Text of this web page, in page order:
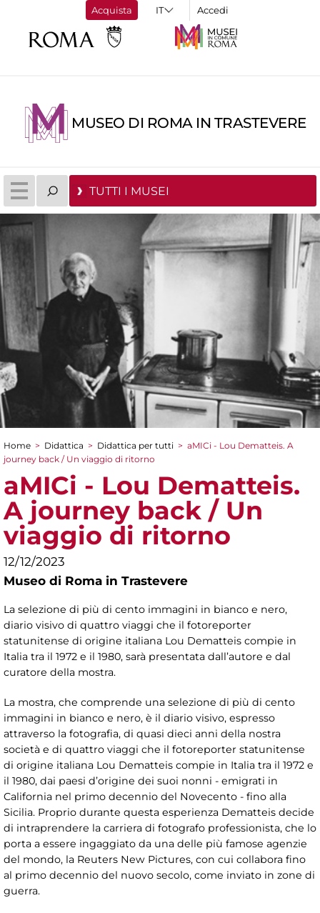
Acquista Accedi
MUSEO DI ROMA IN TRASTEVERE
TUTTI I MUSEI
Tu sei qui
Home > Didattica > Didattica per tutti > aMICi - Lou Dematteis. A
journey back / Un viaggio di ritorno
aMICi - Lou Dematteis.
A journey back / Un
viaggio di ritorno
12/12/2023
Museo di Roma in Trastevere
La selezione di più di cento immagini in bianco e nero,
diario visivo di quattro viaggi che il fotoreporter
statunitense di origine italiana Lou Dematteis compie in
Italia tra il 1972 e il 1980, sarà presentata dall’autore e dal
curatore della mostra.
La mostra, che comprende una selezione di più di cento
immagini in bianco e nero, è il diario visivo, espresso
attraverso la fotografia, di quasi dieci anni della nostra
società e di quattro viaggi che il fotoreporter statunitense
di origine italiana Lou Dematteis compie in Italia tra il 1972 e
il 1980, dai paesi d’origine dei suoi nonni - emigrati in
California nel primo decennio del Novecento - fino alla
Sicilia. Proprio durante questa esperienza Dematteis decide
di intraprendere la carriera di fotografo professionista, che lo
porta a essere ingaggiato da una delle più famose agenzie
del mondo, la Reuters New Pictures, con cui collabora fino
al primo decennio del nuovo secolo, come inviato in zone di
guerra.